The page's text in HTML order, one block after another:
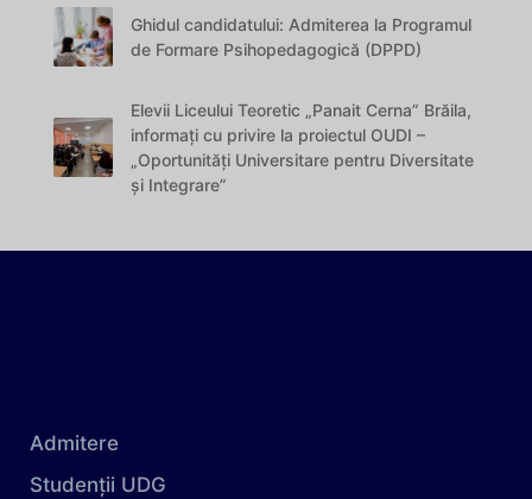
Ghidul candidatului: Admiterea la Programul
de Formare Psihopedagogică (DPPD)
Elevii Liceului Teoretic „Panait Cerna” Brăila,
informați cu privire la proiectul OUDI –
„Oportunități Universitare pentru Diversitate
și Integrare”
Admitere
Studenții UDG